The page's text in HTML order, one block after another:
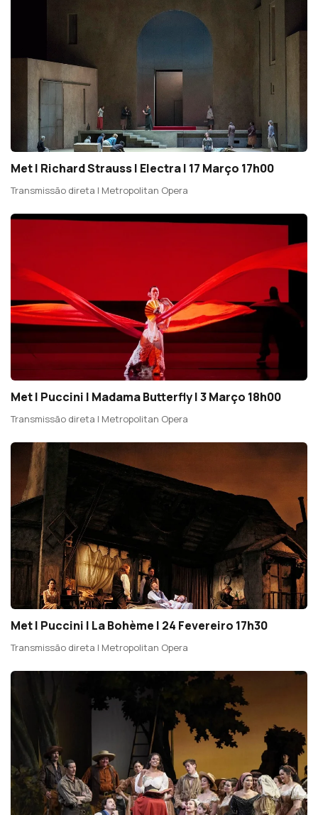
Met | Richard Strauss | Electra | 17 Março 17h00
Transmissão direta | Metropolitan Opera
Met | Puccini | Madama Butterfly | 3 Março 18h00
Transmissão direta | Metropolitan Opera
Met | Puccini | La Bohème | 24 Fevereiro 17h30
Transmissão direta | Metropolitan Opera